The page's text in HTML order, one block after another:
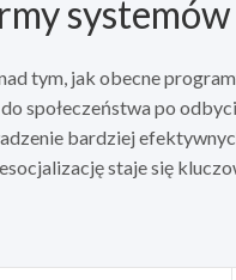
tym, jak obecne
społeczeństwa po
bardziej
staje się